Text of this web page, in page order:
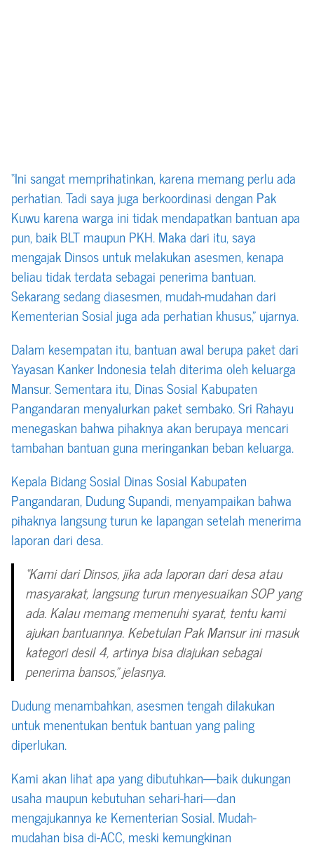
“Ini sangat memprihatinkan, karena memang perlu ada
perhatian. Tadi saya juga berkoordinasi dengan Pak
Kuwu karena warga ini tidak mendapatkan bantuan apa
pun, baik BLT maupun PKH. Maka dari itu, saya
mengajak Dinsos untuk melakukan asesmen, kenapa
beliau tidak terdata sebagai penerima bantuan.
Sekarang sedang diasesmen, mudah-mudahan dari
Kementerian Sosial juga ada perhatian khusus,” ujarnya.
Dalam kesempatan itu, bantuan awal berupa paket dari
Yayasan Kanker Indonesia telah diterima oleh keluarga
Mansur. Sementara itu, Dinas Sosial Kabupaten
Pangandaran menyalurkan paket sembako. Sri Rahayu
menegaskan bahwa pihaknya akan berupaya mencari
tambahan bantuan guna meringankan beban keluarga.
Kepala Bidang Sosial Dinas Sosial Kabupaten
Pangandaran, Dudung Supandi, menyampaikan bahwa
pihaknya langsung turun ke lapangan setelah menerima
laporan dari desa.
“Kami dari Dinsos, jika ada laporan dari desa atau
masyarakat, langsung turun menyesuaikan SOP yang
ada. Kalau memang memenuhi syarat, tentu kami
ajukan bantuannya. Kebetulan Pak Mansur ini masuk
kategori desil 4, artinya bisa diajukan sebagai
penerima bansos,” jelasnya.
Dudung menambahkan, asesmen tengah dilakukan
untuk menentukan bentuk bantuan yang paling
diperlukan.
Kami akan lihat apa yang dibutuhkan—baik dukungan
usaha maupun kebutuhan sehari-hari—dan
mengajukannya ke Kementerian Sosial. Mudah-
mudahan bisa di-ACC, meski kemungkinan